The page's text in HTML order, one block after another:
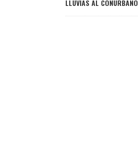
LLUVIAS AL CONURBANO